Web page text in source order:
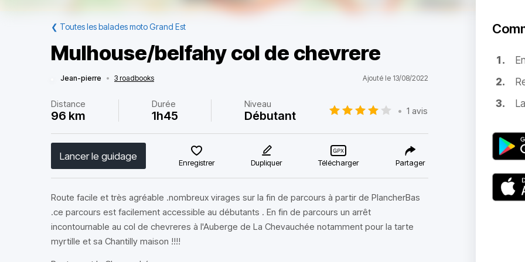
❮ Toutes les balades moto Grand Est
Mulhouse/belfahy col de chevrere
Jean-pierre • 3 roadbooks Ajouté le 13/08/2022
Distance
96 km
Durée
1h45
Niveau
Débutant • 1 avis
Lancer le guidage
Enregistrer Dupliquer Télécharger Partager
Route facile et très agréable .nombreux virages sur la fin de parcours à partir de PlancherBas
.ce parcours est facilement accessible au débutants . En fin de parcours un arrêt
incontournable au col de chevreres à l'Auberge de La Chevauchée notamment pour la tarte
myrtille et sa Chantilly maison !!!!